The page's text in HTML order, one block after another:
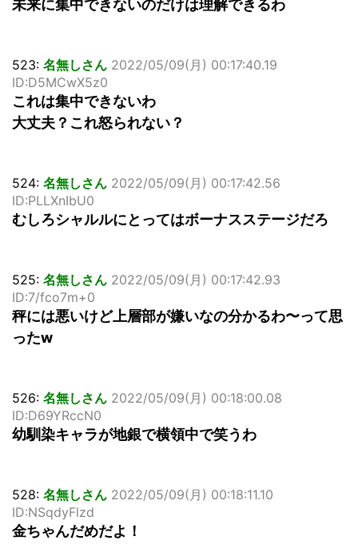
未来に集中できないのだけは理解できるわ
523: 名無しさん 2022/05/09(月) 00:17:40.19
ID:D5MCwX5z0
これは集中できないわ
大丈夫？これ怒られない？
524: 名無しさん 2022/05/09(月) 00:17:42.56
ID:PLLXnIbU0
むしろシャルルにとってはボーナスステージだろ
525: 名無しさん 2022/05/09(月) 00:17:42.93
ID:7/fco7m+0
秤には悪いけど上層部が嫌いなの分かるわ〜って思
ったw
526: 名無しさん 2022/05/09(月) 00:18:00.08
ID:D69YRccN0
幼馴染キャラが地銀で横領中で笑うわ
528: 名無しさん 2022/05/09(月) 00:18:11.10
ID:NSqdyFlzd
金ちゃんだめだよ！